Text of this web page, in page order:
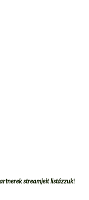
streamjeit listázzuk!